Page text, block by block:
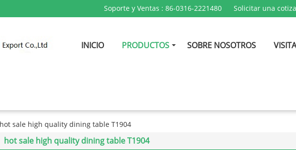
Soporte y Ventas : 86-0316-2221480 Solicitar una
INICIO PRODUCTOS SOBRE NOSOTROS
hot sale high quality dining table T1904
hot sale high quality dining table T1904